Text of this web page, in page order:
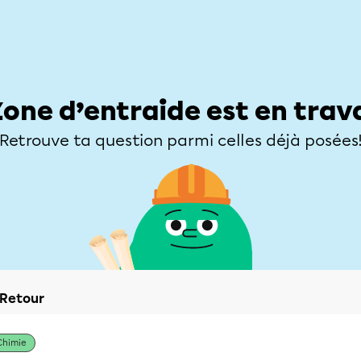
d’entraide est en
Retrouve ta question parmi celles déjà
Retour